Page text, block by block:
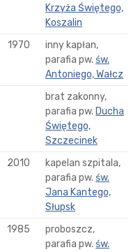
Krzyża Świętego,
Koszalin
1970
inny kapłan,
parafia pw. św.
Antoniego, Wałcz
brat zakonny,
parafia pw. Ducha
Świętego,
Szczecinek
2010
kapelan szpitala,
parafia pw. św.
Jana Kantego,
Słupsk
1985
proboszcz,
parafia pw. św.